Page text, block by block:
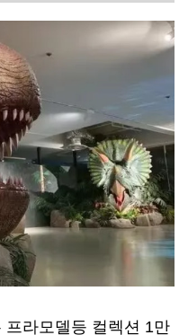
라모델등 컬렉션 1만